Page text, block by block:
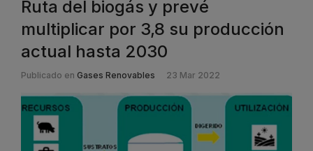
Ruta del biogás y prevé
multiplicar por 3,8 su producción
actual hasta 2030
Publicado en Gases Renovables 23 Mar 2022